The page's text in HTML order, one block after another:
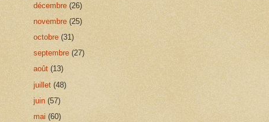
décembre(26)
novembre(25)
octobre(31)
septembre(27)
août(13)
juillet(48)
juin(57)
mai(60)